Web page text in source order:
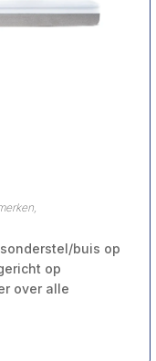
buis op
op
over alle